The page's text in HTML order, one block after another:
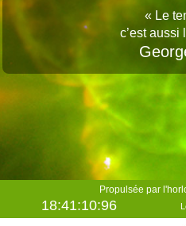
« Le
c’est aussi
« Bizarrement,
qu’il faut
Alors je
Propulsée par
18:41:11:84